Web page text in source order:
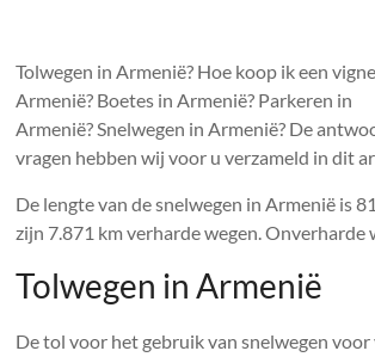
Tolwegen in Armenië? Hoe koop ik een
Armenië? Boetes in Armenië? Parkeren in
Armenië? Snelwegen in Armenië? De
vragen hebben wij voor u verzameld in dit
De lengte van de snelwegen in Armenië is
zijn 7.871 km verharde wegen. Onverharde
Tolwegen in Armenië
De tol voor het gebruik van snelwegen